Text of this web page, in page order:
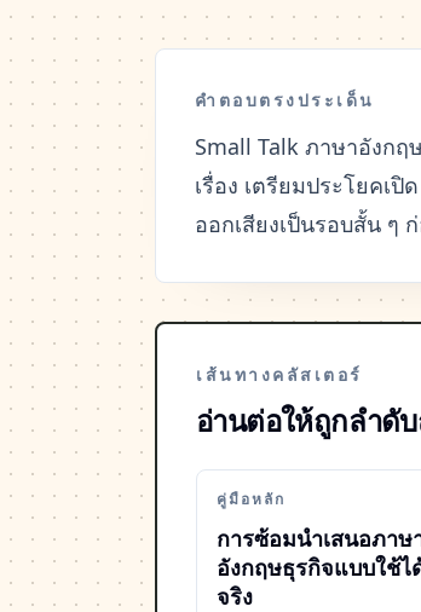
คำตอบตรงประเด็น
Small Talk ภาษาอังก
เรื่อง เตรียมประโยคเ
ออกเสียงเป็นรอบสั้น ๆ
เส้นทางคลัสเตอร์
อ่านต่อให้ถูกลำดั
คู่มือหลัก
การซ้อมนำเสนอภาษ
อังกฤษธุรกิจแบบใช้ไ
จริง